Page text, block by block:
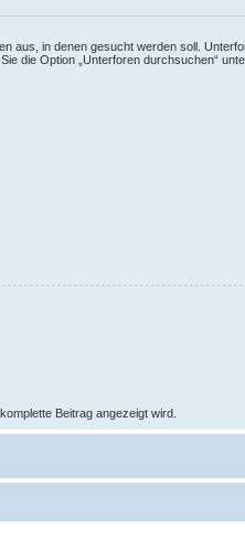
aus, in denen gesucht werden soll.
die Option „Unterforen durchsuchen“
Beitrag angezeigt wird.